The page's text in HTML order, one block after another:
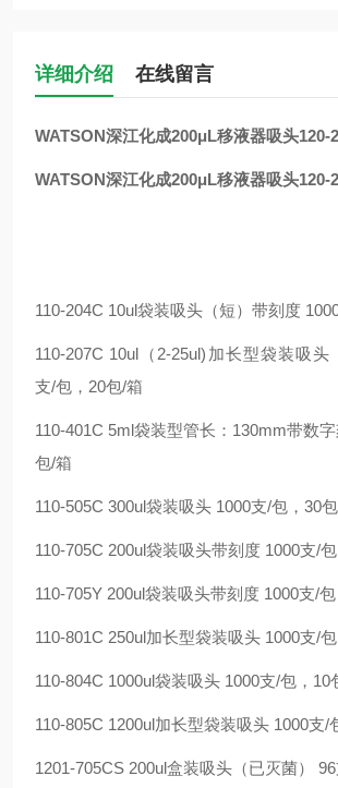
详细介绍 在线留言
WATSON深江化成200μL移液器吸头120-
WATSON深江化成200μL移液器吸头120-
110-204C 10ul袋装吸头（短）带刻度
110-207C 10ul（2-25ul)加长型袋装吸头
支/包，20包/箱
110-401C 5ml袋装型管长：130mm带数
包/箱
110-505C 300ul袋装吸头 1000支/包，30
110-705C 200ul袋装吸头带刻度 1000支/
110-705Y 200ul袋装吸头带刻度 1000支/
110-801C 250ul加长型袋装吸头 1000支/
110-804C 1000ul袋装吸头 1000支/包，10
110-805C 1200ul加长型袋装吸头 1000支/
1201-705CS 200ul盒装吸头（已灭菌）